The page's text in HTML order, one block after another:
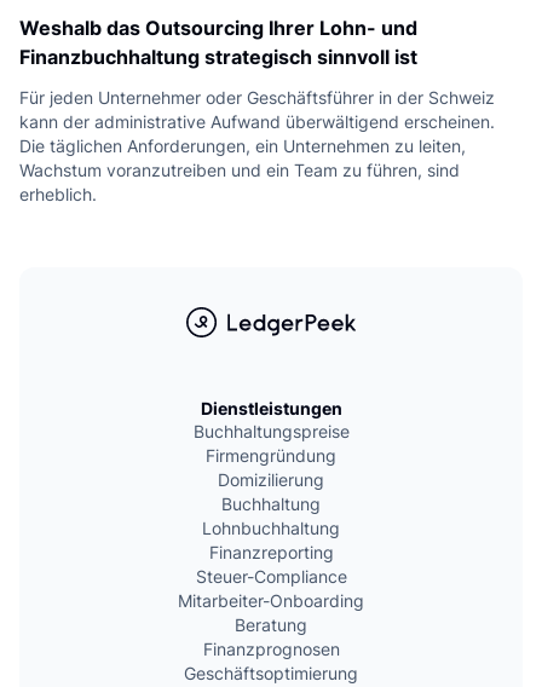
Weshalb das Outsourcing Ihrer Lohn- und
Finanzbuchhaltung strategisch sinnvoll ist
Für jeden Unternehmer oder Geschäftsführer in der Schweiz
kann der administrative Aufwand überwältigend erscheinen.
Die täglichen Anforderungen, ein Unternehmen zu leiten,
Wachstum voranzutreiben und ein Team zu führen, sind
erheblich.
Dienstleistungen
Buchhaltungspreise
Firmengründung
Domizilierung
Buchhaltung
Lohnbuchhaltung
Finanzreporting
Steuer-Compliance
Mitarbeiter-Onboarding
Beratung
Finanzprognosen
Geschäftsoptimierung